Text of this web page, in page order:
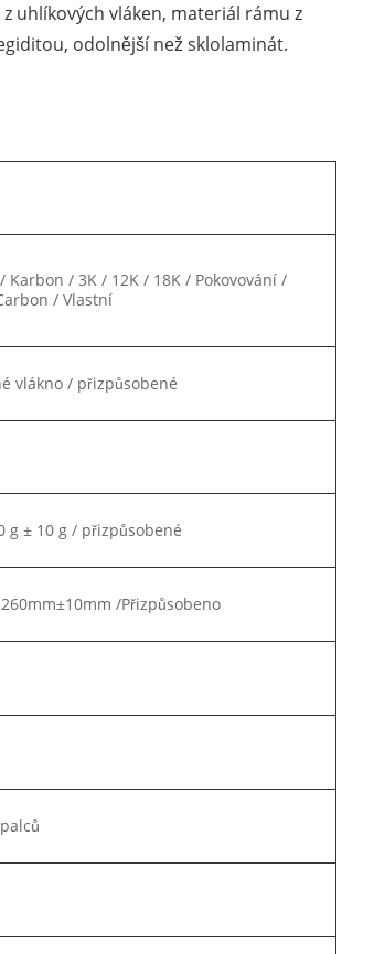
uhlíkových vláken, materiál rámu z
odolnější než sklolaminát.
Karbon / 3K / 12K / 18K / Pokovování /
/ Vlastní
vlákno / přizpůsobené
g ± 10 g / přizpůsobené
/Přizpůsobeno